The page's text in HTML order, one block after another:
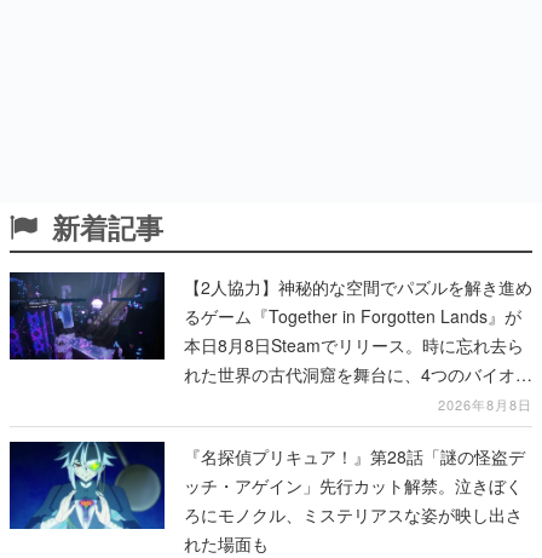
新着記事
【2人協力】神秘的な空間でパズルを解き進め
るゲーム『Together in Forgotten Lands』が
本日8月8日Steamでリリース。時に忘れ去ら
れた世界の古代洞窟を舞台に、4つのバイオー
2026年8月8日
『名探偵プリキュア！』第28話「謎の怪盗デ
ッチ・アゲイン」先行カット解禁。泣きぼく
ろにモノクル、ミステリアスな姿が映し出さ
れた場面も